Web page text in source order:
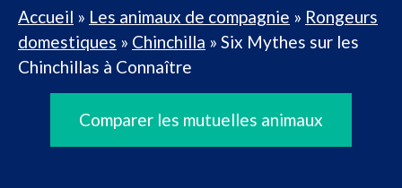
Accueil » Les animaux de compagnie » Rongeurs
domestiques » Chinchilla » Six Mythes sur les
Chinchillas à Connaître
Comparer les mutuelles animaux